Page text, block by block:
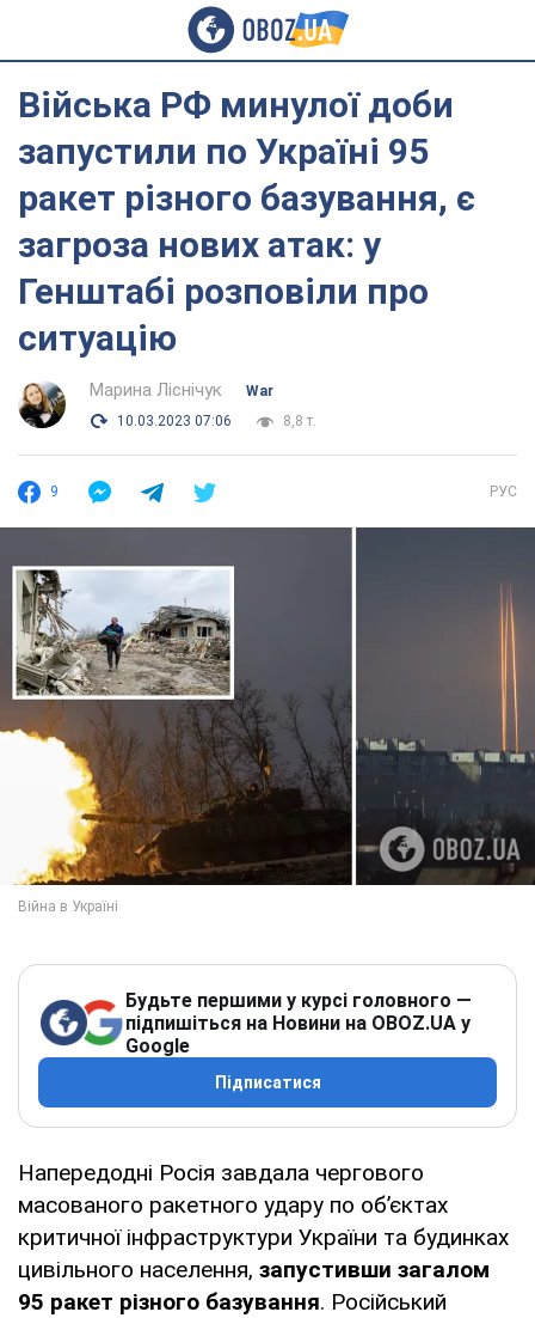
Війська РФ минулої доби
запустили по Україні 95
ракет різного базування, є
загроза нових атак: у
Генштабі розповіли про
ситуацію
Марина Ліснічук
War
10.03.2023 07:06
8,8 т.
9 РУС
Будьте першими у курсі головного —
підпишіться на Новини на OBOZ.UA у
Google
Підписатися
Напередодні Росія завдала чергового
масованого ракетного удару по об’єктах
критичної інфраструктури України та будинках
цивільного населення, запустивши загалом
95 ракет різного базування. Російський